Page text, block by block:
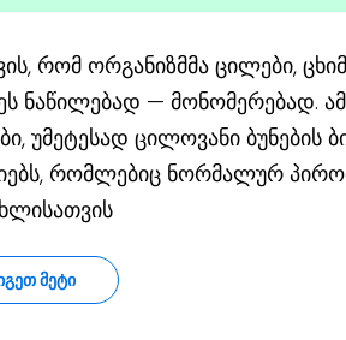
რომ ორგანიზმმა ცილები,
ნაწილებად — მონომერებად.
უმეტესად ცილოვანი
რომლებიც ნორმალურ
ᲛᲔᲢᲘ